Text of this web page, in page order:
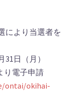
により当選者を
日（月）
り電子申請
ontai/okihai-